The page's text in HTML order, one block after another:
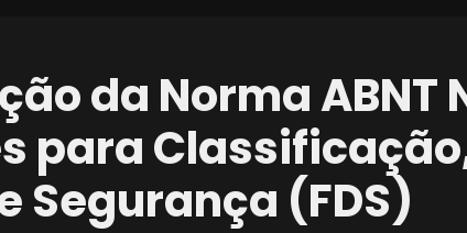
da Norma ABNT
para
Segurança (FDS)